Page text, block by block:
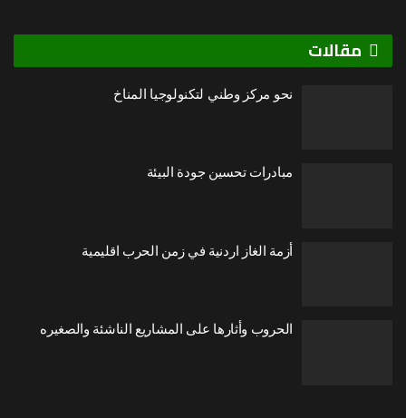
مقالات
نحو مركز وطني لتكنولوجيا المناخ
مبادرات تحسين جودة البيئة
أزمة الغاز اردنية في زمن الحرب اقليمية
الحروب وأثارها على المشاريع الناشئة والصغيره